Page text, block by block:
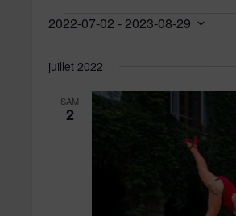
Évènements
2022-07-02 - 2023-08-29
date.
juillet 2022
SAM
2